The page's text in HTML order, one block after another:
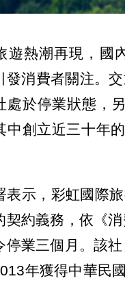
遊熱潮再現，國
發消費者關注。
處於停業狀態，
中創立近三十年
表示，彩虹國際
契約義務，依《
停業三個月。該
年獲得中華民